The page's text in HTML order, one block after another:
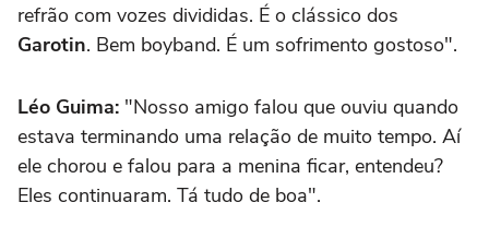
refrão com vozes divididas. É o clássico dos
Garotin. Bem boyband. É um sofrimento gostoso".
Léo Guima: "Nosso amigo falou que ouviu quando
estava terminando uma relação de muito tempo. Aí
ele chorou e falou para a menina ficar, entendeu?
Eles continuaram. Tá tudo de boa".